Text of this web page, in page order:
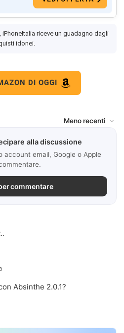
riceve un guadagno dagli
idonei.
DI OGGI
alla discussione
account email, Google o Apple
commentare
Absinthe 2.0.1?